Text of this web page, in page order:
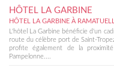
HÔTEL LA GARBINE
HÔTEL LA GARBINE À
L'hôtel La Garbine bénéficie d'un
route du célèbre port de Saint-
profite également de la
Pampelonne....